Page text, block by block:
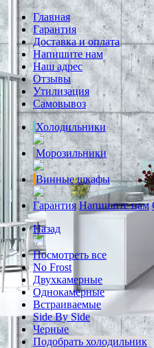
Главная
Гарантия
Доставка и оплата
Напишите нам
Наш адрес
Отзывы
Утилизация
Самовывоз
Холодильники
Морозильники
Винные шкафы
Гарантия Напишите нам
Назад
Посмотреть все
No Frost
Двухкамерные
Однокамерные
Встраиваемые
Side By Side
Черные
Подобрать холодильник